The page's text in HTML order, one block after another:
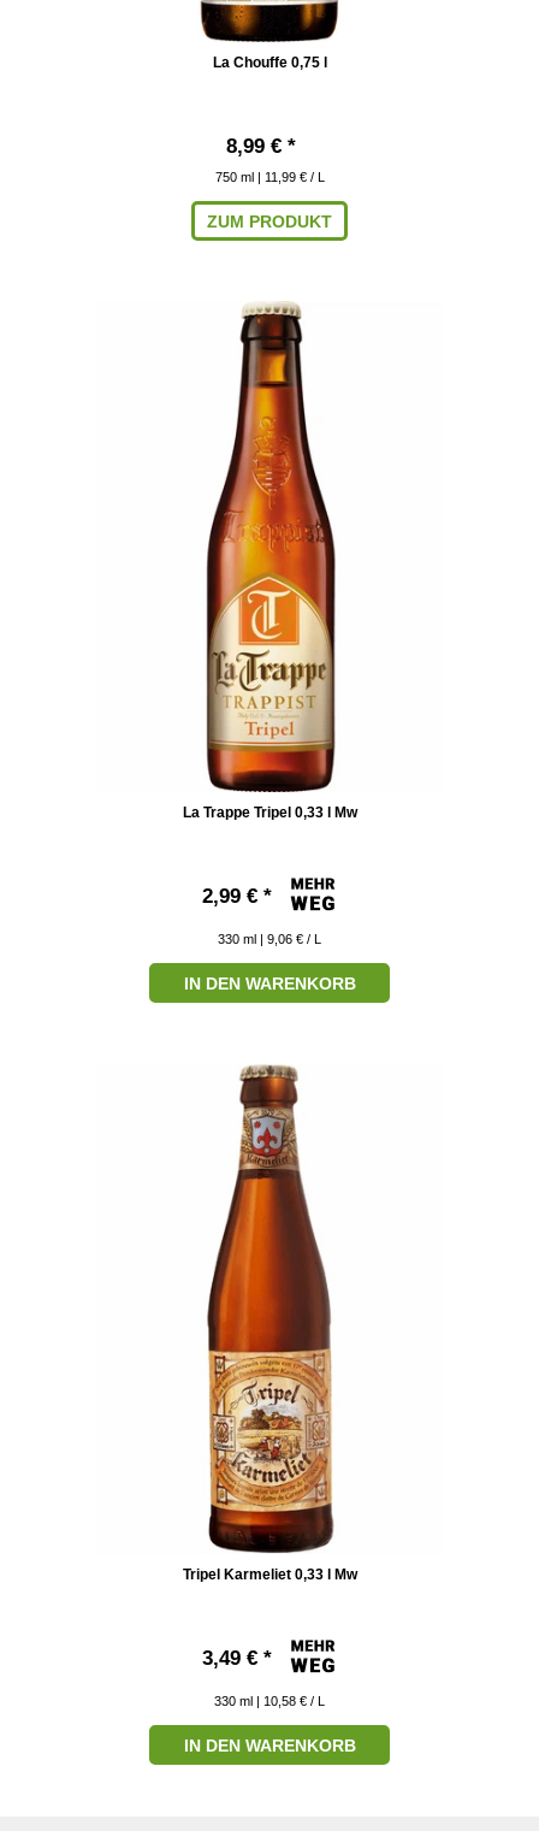
La Chouffe 0,75 l
8,99 € *
750 ml | 11,99 € / L
ZUM PRODUKT
La Trappe Tripel 0,33 l Mw
2,99 € *
330 ml | 9,06 € / L
IN DEN WARENKORB
Tripel Karmeliet 0,33 l Mw
3,49 € *
330 ml | 10,58 € / L
IN DEN WARENKORB